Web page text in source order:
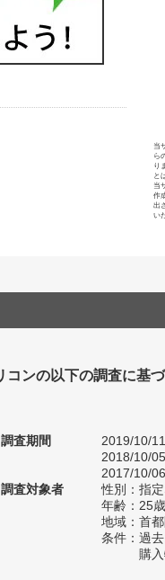
当
ら
り
と
当
作
出
い
コンの以下の調査に基づ
調査期間
2019/10/
2018/10/
2017/10/
調査対象者
性別：指
年齢：25
地域：首
条件：過
購